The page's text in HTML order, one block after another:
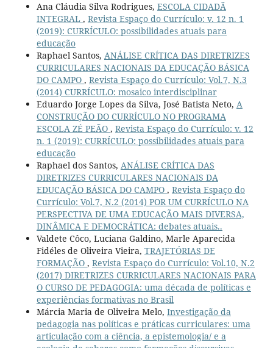
Ana Cláudia Silva Rodrigues, ESCOLA CIDADÃ
INTEGRAL , Revista Espaço do Currículo: v. 12 n. 1
(2019): CURRÍCULO: possibilidades atuais para
educação
Raphael Santos, ANÁLISE CRÍTICA DAS DIRETRIZES
CURRICULARES NACIONAIS DA EDUCAÇÃO BÁSICA
DO CAMPO , Revista Espaço do Currículo: Vol.7, N.3
(2014) CURRÍCULO: mosaico interdisciplinar
Eduardo Jorge Lopes da Silva, José Batista Neto, A
CONSTRUÇÃO DO CURRÍCULO NO PROGRAMA
ESCOLA ZÉ PEÃO , Revista Espaço do Currículo: v. 12
n. 1 (2019): CURRÍCULO: possibilidades atuais para
educação
Raphael dos Santos, ANÁLISE CRÍTICA DAS
DIRETRIZES CURRICULARES NACIONAIS DA
EDUCAÇÃO BÁSICA DO CAMPO , Revista Espaço do
Currículo: Vol.7, N.2 (2014) POR UM CURRÍCULO NA
PERSPECTIVA DE UMA EDUCAÇÃO MAIS DIVERSA,
DINÂMICA E DEMOCRÁTICA: debates atuais..
Valdete Côco, Luciana Galdino, Marle Aparecida
Fidéles de Oliveira Vieira, TRAJETÓRIAS DE
FORMAÇÃO , Revista Espaço do Currículo: Vol.10, N.2
(2017) DIRETRIZES CURRICULARES NACIONAIS PARA
O CURSO DE PEDAGOGIA: uma década de políticas e
experiências formativas no Brasil
Márcia Maria de Oliveira Melo, Investigação da
pedagogia nas políticas e práticas curriculares: uma
articulação com a ciência, a epistemologia/ e a